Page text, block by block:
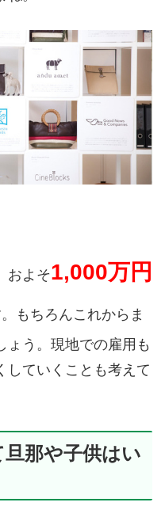
およそ1,000万円
もちろんこれからま
う。 現地での雇用も
していくことも考えて
那や子供はい